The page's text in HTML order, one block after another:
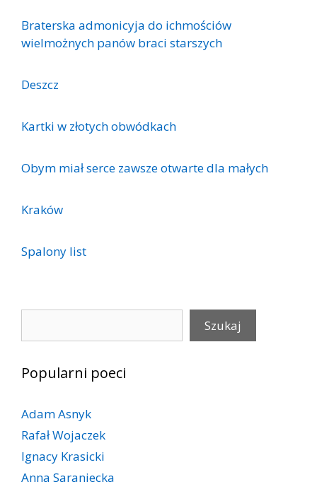
Braterska admonicyja do ichmościów
wielmożnych panów braci starszych
Deszcz
Kartki w złotych obwódkach
Obym miał serce zawsze otwarte dla małych
Kraków
Spalony list
Szukaj
Popularni poeci
Adam Asnyk
Rafał Wojaczek
Ignacy Krasicki
Anna Saraniecka